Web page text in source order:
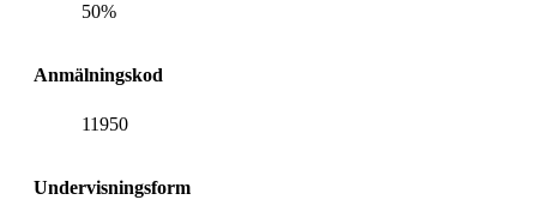
50%
Anmälningskod
11950
Undervisningsform